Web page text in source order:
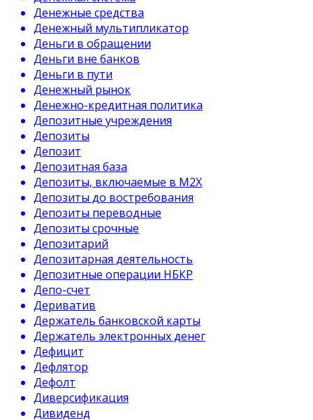
Денежные средства
Денежный мультипликатор
Деньги в обращении
Деньги вне банков
Деньги в пути
Денежный рынок
Денежно-кредитная политика
Депозитные учреждения
Депозиты
Депозит
Депозитная база
Депозиты, включаемые в М2Х
Депозиты до востребования
Депозиты переводные
Депозиты срочные
Депозитарий
Депозитарная деятельность
Депозитные операции НБКР
Депо-счет
Дериватив
Держатель банковской карты
Держатель электронных денег
Дефицит
Дефлятор
Дефолт
Диверсификация
Дивиденд